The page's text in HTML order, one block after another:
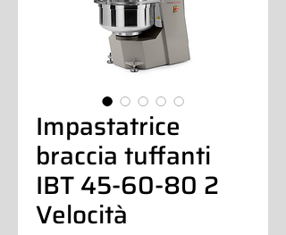
Impastatrice
braccia tuffanti
IBT 45-60-80 2
Velocità